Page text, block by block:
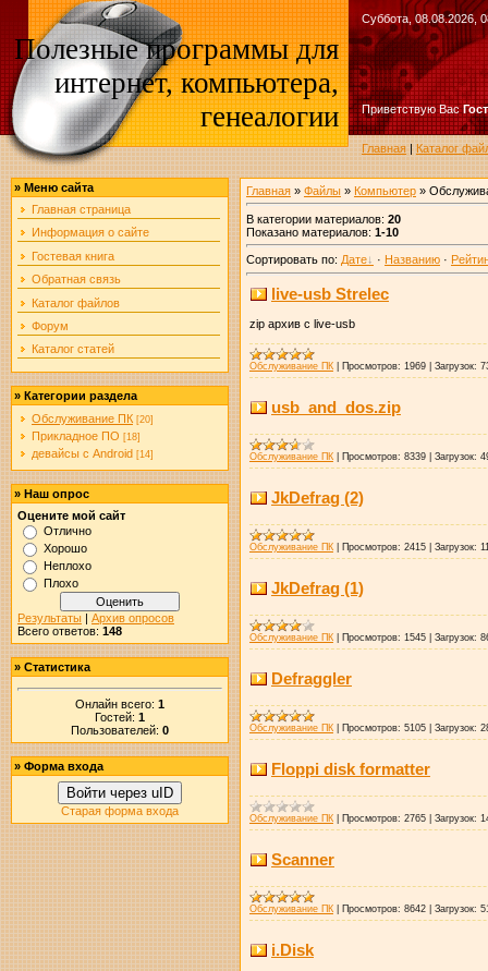
Полезные программы для
интернет, компьютера,
генеалогии
Суббота, 08.08.2026,
Приветствую Вас
Главная|Каталог
» Меню сайта
Главная страница
Информация о сайте
Гостевая книга
Обратная связь
Каталог файлов
Форум
Каталог статей
» Категории раздела
Обслуживание ПК [20]
Прикладное ПО [18]
девайсы с Android [14]
» Наш опрос
Оцените мой сайт
Отлично
Хорошо
Неплохо
Плохо
Результаты| Архив опросов
Всего ответов: 148
» Статистика
Онлайн всего: 1
Гостей: 1
Пользователей: 0
» Форма входа
Войти через uID
Старая форма входа
Главная» Файлы» Компьютер»
В категории материалов: 20
Показано материалов: 1-10
Сортировать по: Дате · Названию·
live-usb Strelec
zip архив с live-usb
Обслуживание ПК| Просмотров: 1969| Загрузок:
usb_and_dos.zip
Обслуживание ПК| Просмотров: 8339| Загрузок:
JkDefrag (2)
Обслуживание ПК| Просмотров: 2415| Загрузок:
JkDefrag (1)
Обслуживание ПК| Просмотров: 1545| Загрузок:
Defraggler
Обслуживание ПК| Просмотров: 5105| Загрузок:
Floppi disk formatter
Обслуживание ПК| Просмотров: 2765| Загрузок:
Scanner
Обслуживание ПК| Просмотров: 8642| Загрузок:
i.Disk